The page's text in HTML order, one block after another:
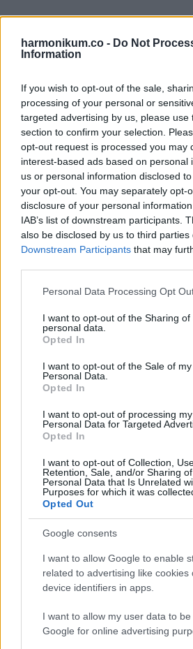
harmonikum.co - Do Not
Information
If you wish to opt-out of the sale,
processing of your personal or
targeted advertising by us, please use
section to confirm your selection.
opt-out request is processed you may
interest-based ads based on personal
us or personal information disclosed
your opt-out. You may separately opt-
disclosure of your personal
IAB’s list of downstream participants.
also be disclosed by us to third parties
Downstream Participants that may
Please note that this website/app uses
not limited to your visit or usage
grant or deny consent to Google and
use your data for below specified
consent section.
Personal Data Processing Opt
I want to opt-out of the Sharing of
personal data.
Opted In
I want to opt-out of the Sale of my
Personal Data.
Opted In
I want to opt-out of processing my
Personal Data for Targeted
Opted In
I want to opt-out of Collection,
Retention, Sale, and/or Sharing
Personal Data that Is Unrelated
Purposes for which it was
Opted Out
Google consents
I want to allow Google to enable
related to advertising like cookies
device identifiers in apps.
I want to allow my user data to
Google for online advertising
Oszd meg ezt a posztot:
WhatsappRedditShare
via
Email
ELŐZŐ POSZT
12 gazdag ember, aki
a világban élne
További bejegyzések